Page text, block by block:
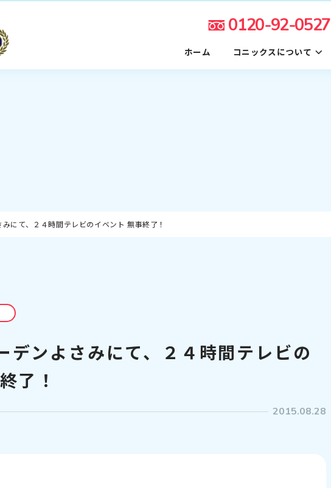
0120-92-0527
ホーム コニックスについて
にて、２４時間テレビのイベント 無事終了！
デンよさみにて、２４時間テレビの
了！
2015.08.28